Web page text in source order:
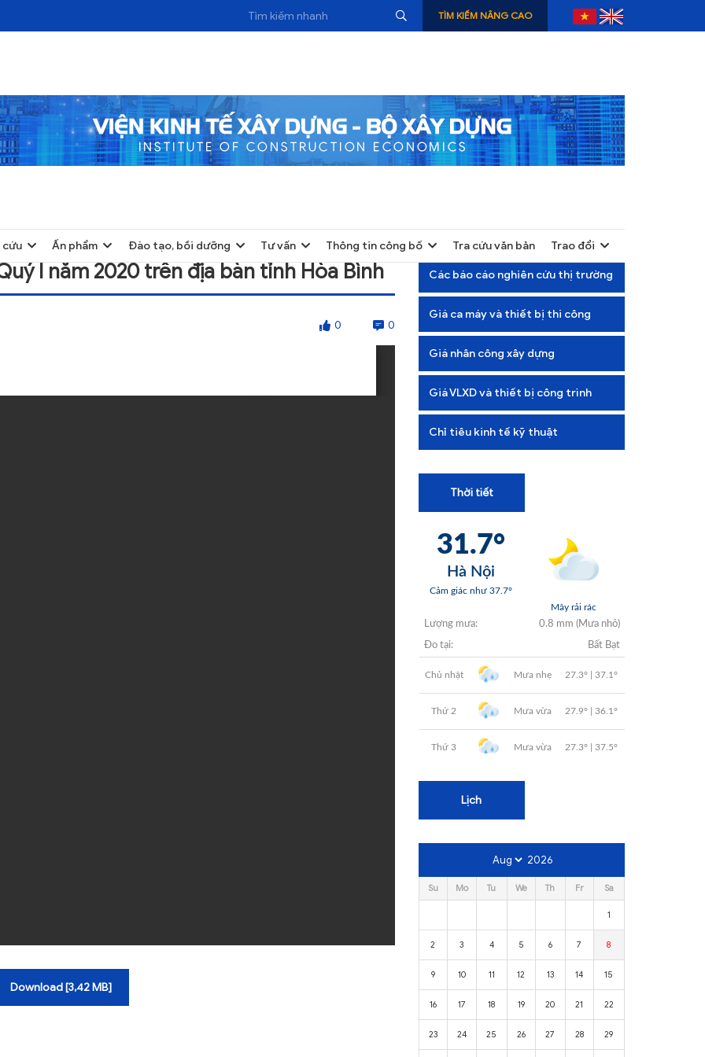
TÌM KIẾM NÂNG CAO
cứu Ấn phẩm Đào tạo, bồi dưỡng Tư vấn Thông tin công bố Tra cứu văn bản Trao đổi
I năm 2020 trên địa bàn tỉnh Hòa Bình
0 0
Download [3,42 MB]
Các báo cáo nghiên cứu thị trường
Giá ca máy và thiết bị thi công
Giá nhân công xây dựng
Giá VLXD và thiết bị công trình
Chỉ tiêu kinh tế kỹ thuật
Thời tiết
Lịch
2026
Su Mo Tu We Th Fr Sa
1
2 3 4 5 6 7 8
9 10 11 12 13 14 15
16 17 18 19 20 21 22
23 24 25 26 27 28 29